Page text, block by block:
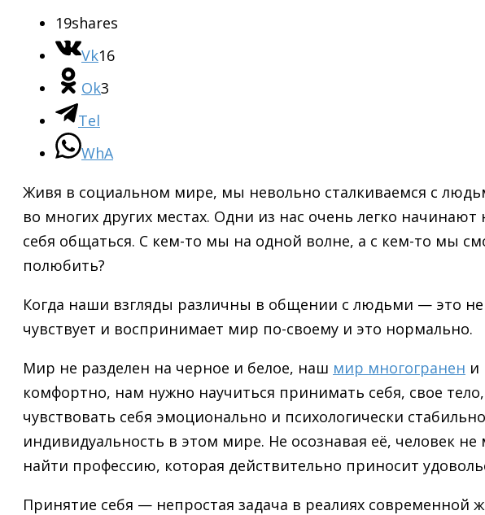
19shares
Vk16
Ok3
Tel
WhA
Живя в социальном мире, мы невольно сталкиваемся с
во многих других местах. Одни из нас очень легко
себя общаться. С кем-то мы на одной волне, а с кем-то мы
полюбить?
Когда наши взгляды различны в общении с людьми — это
чувствует и воспринимает мир по-своему и это нормально.
Мир не разделен на черное и белое, наш мир многогранен и
комфортно, нам нужно научиться принимать себя, свое
чувствовать себя эмоционально и психологически
индивидуальность в этом мире. Не осознавая её, человек
найти профессию, которая действительно приносит
Принятие себя — непростая задача в реалиях современной